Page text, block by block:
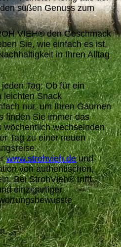
süßen Genuss zum
VIEH® den Geschmack
Sie, wie einfach es ist,
in Ihren Alltag
Tag: Ob für ein
leichten Snack
nur, um Ihren Gaumen
finden Sie immer das
wöchentlich wechselnden
Tag zu einer neuen
www.strohvieh.deund
von authentischen,
Bei StrohVieh® trifft
einzigartiger